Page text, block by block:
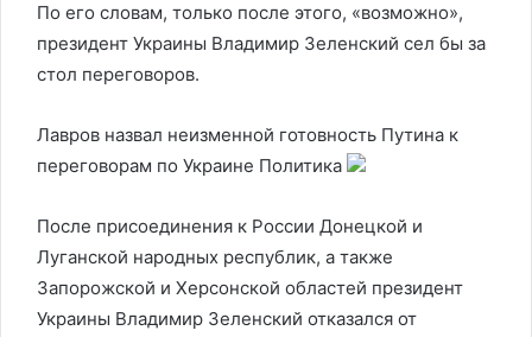
По его словам, только после этого, «возможно»,
президент Украины Владимир Зеленский сел бы за
стол переговоров.
Лавров назвал неизменной готовность Путина к
переговорам по Украине Политика
После присоединения к России Донецкой и
Луганской народных республик, а также
Запорожской и Херсонской областей президент
Украины Владимир Зеленский отказался от